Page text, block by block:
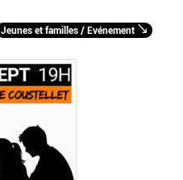
Jeunes et familles / Evénement